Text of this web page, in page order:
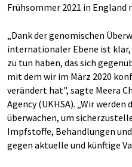
Frühsommer 2021 in
„Dank der genomischen
internationaler Ebene ist
zu tun haben, das sich
mit dem wir im März 2020
verändert hat", sagte Meera
Agency (UKHSA). „Wir werden
überwachen, um
Impfstoffe, Behandlungen
gegen aktuelle und künftige